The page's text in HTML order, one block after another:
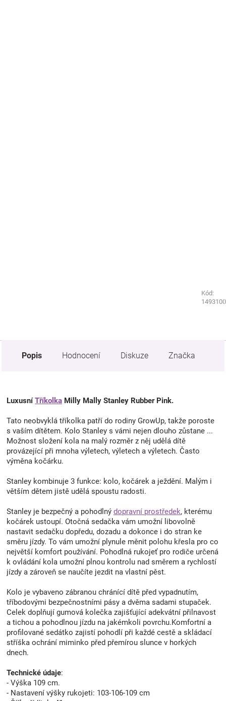
Kód:
Kód:
Popis Hodnocení Diskuze Značka
LuxusníTříkolka Milly Mally Stanley Rubber Pink.
Tato neobvyklá tříkolka patří do rodiny GrowUp, takže poroste
s vaším dítětem. Kolo Stanley s vámi nejen dlouho zůstane ...
Možnost složení kola na malý rozměr z něj udělá dítě
provázející při mnoha výletech, výletech a výletech. Často
výměna kočárku.
Stanley kombinuje 3 funkce: kolo, kočárek a ježdění. Malým i
větším dětem jistě udělá spoustu radosti.
Stanley je bezpečný a pohodlný dopravní prostředek, kterému
kočárek ustoupí. Otočná sedačka vám umožní libovolně
nastavit sedačku dopředu, dozadu a dokonce i do stran ke
směru jízdy. To vám umožní plynule měnit polohu křesla pro co
největší komfort používání. Pohodlná rukojeť pro rodiče určená
k ovládání kola umožní plnou kontrolu nad směrem a rychlostí
jízdy a zároveň se naučíte jezdit na vlastní pěst.
Kolo je vybaveno zábranou chránící dítě před vypadnutím,
tříbodovými bezpečnostními pásy a dvěma sadami stupaček.
Celek doplňují gumová kolečka zajišťující adekvátní přilnavost
a tichou a pohodlnou jízdu na jakémkoli povrchu.Komfortní a
profilované sedátko zajistí pohodlí při každé cestě a skládací
stříška ochrání miminko před přemírou slunce v horkých
dnech.
Technické údaje:
- Výška 109 cm.
- Nastavení výšky rukojeti: 103-106-109 cm